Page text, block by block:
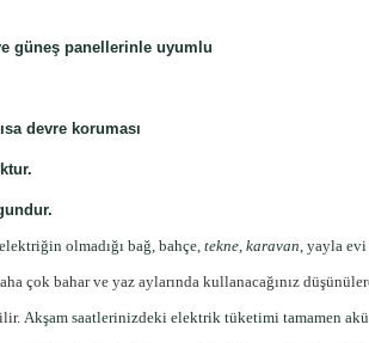
güneş panellerinle uyumlu
devre koruması
olmadığı bağ, bahçe, tekne, karavan, yayla evi
çok bahar ve yaz aylarında kullanacağınız
Akşam saatlerinizdeki elektrik tüketimi tamamen